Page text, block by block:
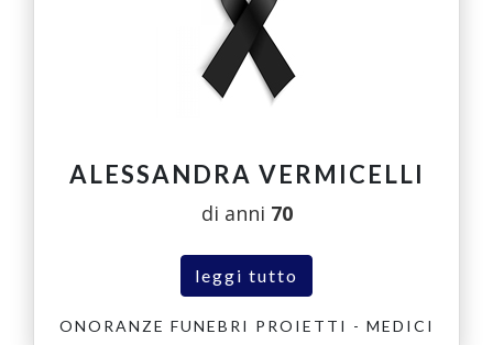
ALESSANDRA VERMICELLI
di anni 70
leggi tutto
ONORANZE FUNEBRI PROIETTI - MEDICI